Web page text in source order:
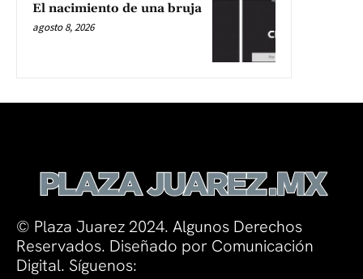
El nacimiento de una bruja
agosto 8, 2026
© Plaza Juarez 2024. Algunos Derechos
Reservados. Diseñado por Comunicación
Digital. Síguenos: